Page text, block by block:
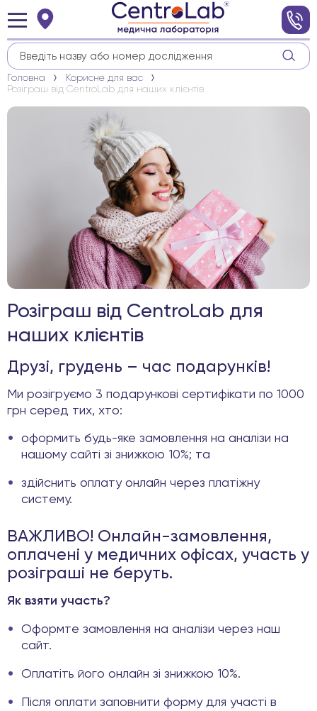
Головна
Корисне для вас
Розіграш від CentroLab для наших клієнтів
Розіграш від CentroLab для
наших клієнтів
Друзі, грудень – час подарунків!
Ми розігруємо 3 подарункові сертифікати по 1000
грн серед тих, хто:
оформить будь-яке замовлення на аналізи на
нашому сайті зі знижкою 10%; та
здійснить оплату онлайн через платіжну
систему.
ВАЖЛИВО! Онлайн-замовлення,
оплачені у медичних офісах, участь у
розіграші не беруть.
Як взяти участь?
Оформте замовлення на аналізи через наш
сайт.
Оплатіть його онлайн зі знижкою 10%.
Після оплати заповнити форму для участі в